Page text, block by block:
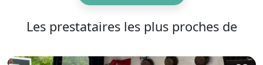
Les prestataires les plus proches de